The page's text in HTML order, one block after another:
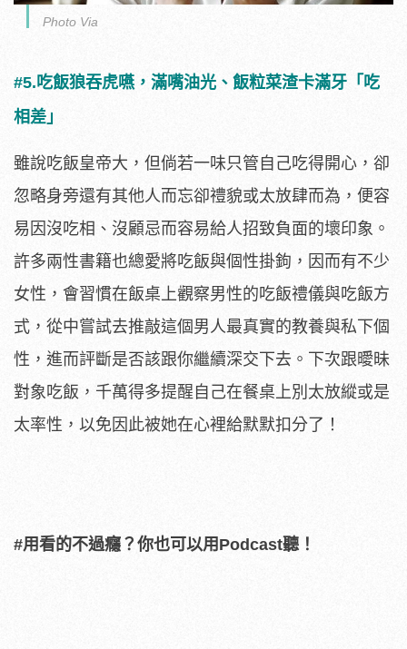
Photo Via
#5.吃飯狼吞虎嚥，滿嘴油光、飯粒菜渣卡滿牙「吃
相差」
雖說吃飯皇帝大，但倘若一味只管自己吃得開心，卻
忽略身旁還有其他人而忘卻禮貌或太放肆而為，便容
易因沒吃相、沒顧忌而容易給人招致負面的壞印象。
許多兩性書籍也總愛將吃飯與個性掛鉤，因而有不少
女性，會習慣在飯桌上觀察男性的吃飯禮儀與吃飯方
式，從中嘗試去推敲這個男人最真實的教養與私下個
性，進而評斷是否該跟你繼續深交下去。下次跟曖昧
對象吃飯，千萬得多提醒自己在餐桌上別太放縱或是
太率性，以免因此被她在心裡給默默扣分了！
#用看的不過癮？你也可以用Podcast聽！